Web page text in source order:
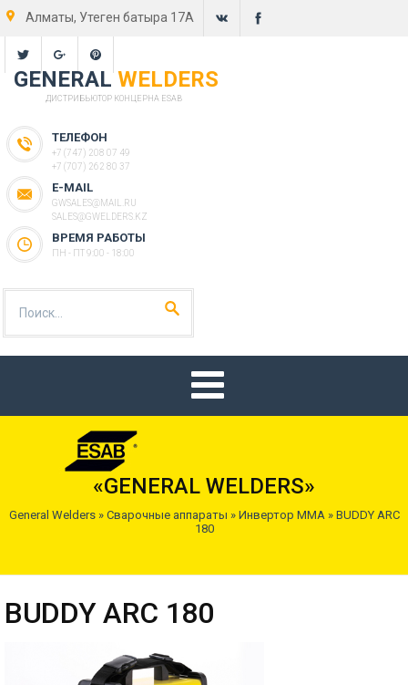
Алматы, Утеген батыра 17А
GENERALWELDERS
ДИСТРИБЬЮТОР КОНЦЕРНА ESAB
ТЕЛЕФОН
+7 (747) 208 07 49
+7 (707) 262 80 37
E-MAIL
GWSALES@MAIL.RU
SALES@GWELDERS.KZ
ВРЕМЯ РАБОТЫ
ПН - ПТ 9:00 - 18:00
«GENERAL WELDERS»
General Welders » Сварочные аппараты » Инвертор MMA » BUDDY ARC
180
BUDDY ARC 180